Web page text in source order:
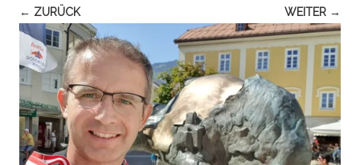
← ZURÜCK WEITER →